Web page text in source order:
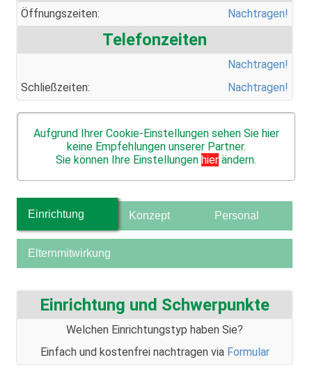
Öffnungszeiten: Nachtragen!
Telefonzeiten
Nachtragen!
Schließzeiten:
Nachtragen!
Aufgrund Ihrer Cookie-Einstellungen sehen Sie hier
keine Empfehlungen unserer Partner.
Sie können Ihre Einstellungen hier ändern.
Einrichtung Konzept Personal
Elternmitwirkung
Einrichtung und Schwerpunkte
Welchen Einrichtungstyp haben Sie?
Einfach und kostenfrei nachtragen via Formular